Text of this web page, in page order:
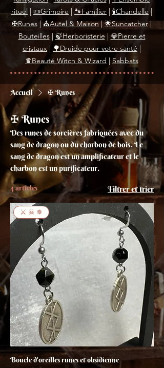
rituel
📜Grimoire 🐾Familier 🕯Chandelle
✠Runes
⛪Autel & Maison|🌟Suncatcher
Bouteilles| 🍃Herboristerie
💎Pierre et
cristaux | 🌳Druide pour votre santé
♛Beauté Witch & Wizard
Sabbats
Accueil ✠ Runes
✠ Runes
Des runes de sorcières fabriquées avec du
sang de dragon ou du charbon de bois. Le
sang de dragon est un amplificateur et le
charbon est un purificateur.
4 articles Filtrer et trier
⚔ ☠ ✵
Boucle d'oreilles runes et obsidienne